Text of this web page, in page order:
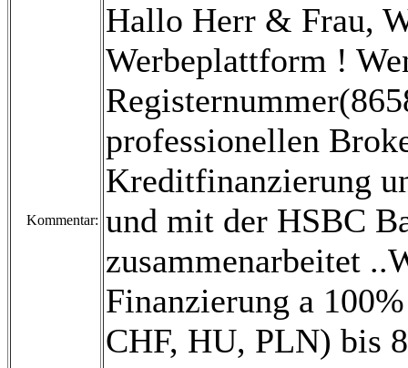
Kommentar:
Hallo Herr & Frau,
Werbeplattform !
professionellen
Kreditfinanzierung
und mit der HSBC
zusammenarbeitet
Finanzierung a
CHF, HU, PLN) bis